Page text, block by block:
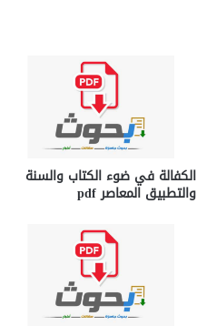
الكفالة في ضوء الكتاب والسنة
والتطبيق المعاصر pdf